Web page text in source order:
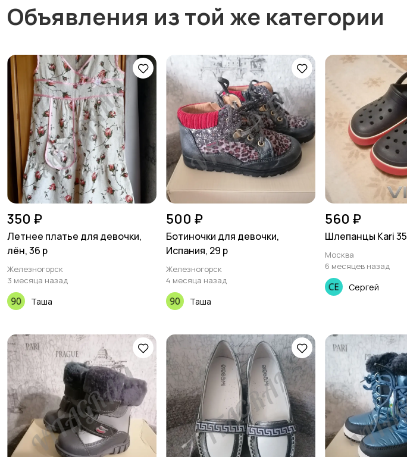
Объявления из той же категории
350 ₽
Летнее платье для девочки,
лён, 36 р
Железногорск
3 месяца назад
Таша
500 ₽
Ботиночки для девочки,
Испания, 29 р
Железногорск
4 месяца назад
Таша
560 ₽
Шлепанцы Kari 35
Москва
6 месяцев назад
Сергей